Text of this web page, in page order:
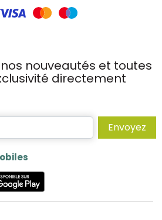
nouveautés et toutes
directement
Envoyez